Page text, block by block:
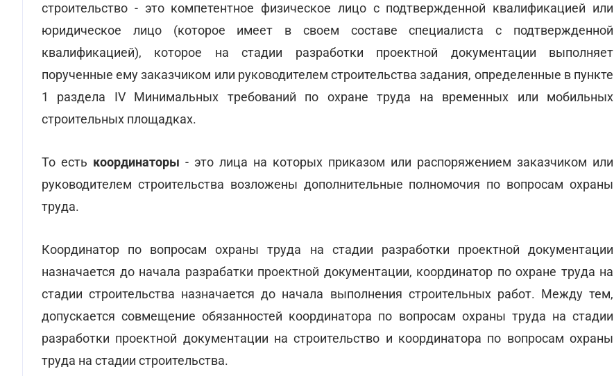
строительство - это компетентное физическое лицо с подтвержденной квалификацией или
юридическое лицо (которое имеет в своем составе специалиста с подтвержденной
квалификацией), которое на стадии разработки проектной документации выполняет
порученные ему заказчиком или руководителем строительства задания, определенные в пункте
1 раздела IV Минимальных требований по охране труда на временных или мобильных
строительных площадках.
То есть координаторы - это лица на которых приказом или распоряжением заказчиком или
руководителем строительства возложены дополнительные полномочия по вопросам охраны
труда.
Координатор по вопросам охраны труда на стадии разработки проектной документации
назначается до начала разрабатки проектной документации, координатор по охране труда на
стадии строительства назначается до начала выполнения строительных работ. Между тем,
допускается совмещение обязанностей координатора по вопросам охраны труда на стадии
разработки проектной документации на строительство и координатора по вопросам охраны
труда на стадии строительства.